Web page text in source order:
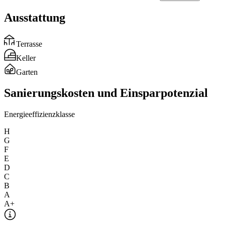
Ausstattung
Terrasse
Keller
Garten
Sanierungskosten und Einsparpotenzial
Energieeffizienzklasse
H
G
F
E
D
C
B
A
A+